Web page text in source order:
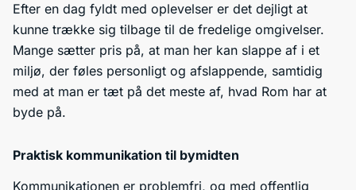
Efter en dag fyldt med oplevelser er det dejligt at
kunne trække sig tilbage til de fredelige omgivelser.
Mange sætter pris på, at man her kan slappe af i et
miljø, der føles personligt og afslappende, samtidig
med at man er tæt på det meste af, hvad Rom har at
byde på.
Praktisk kommunikation til bymidten
Kommunikationen er problemfri, og med offentlig